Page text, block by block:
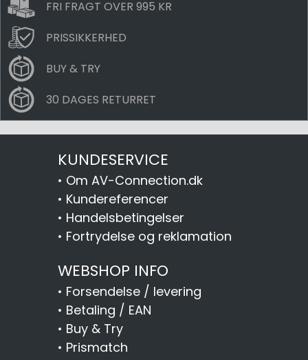
FRI FRAGT OVER 995 KR
PRISSIKKERHED
BUY & TRY
30 DAGES RETURRET
KUNDESERVICE
• Om AV-Connection.dk
• Kundereferencer
• Handelsbetingelser
• Fortrydelse og reklamation
WEBSHOP INFO
• Forsendelse / levering
• Betaling / EAN
• Buy & Try
• Prismatch